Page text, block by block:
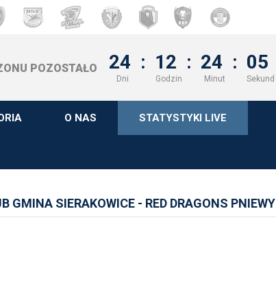
POZOSTAŁO 24 : 12 : 24 : 05
Dni Godzin Minut Sekund
O NAS STATYSTYKI LIVE
SIERAKOWICE - RED DRAGONS PNIEWY